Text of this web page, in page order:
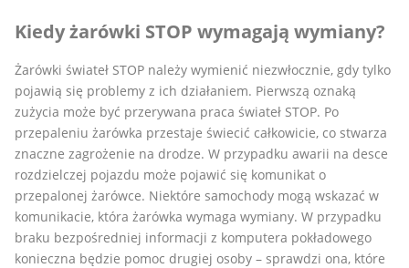
Kiedy żarówki STOP wymagają wymiany?
Żarówki świateł STOP należy wymienić niezwłocznie, gdy tylko
pojawią się problemy z ich działaniem. Pierwszą oznaką
zużycia może być przerywana praca świateł STOP. Po
przepaleniu żarówka przestaje świecić całkowicie, co stwarza
znaczne zagrożenie na drodze. W przypadku awarii na desce
rozdzielczej pojazdu może pojawić się komunikat o
przepalonej żarówce. Niektóre samochody mogą wskazać w
komunikacie, która żarówka wymaga wymiany. W przypadku
braku bezpośredniej informacji z komputera pokładowego
konieczna będzie pomoc drugiej osoby – sprawdzi ona, które